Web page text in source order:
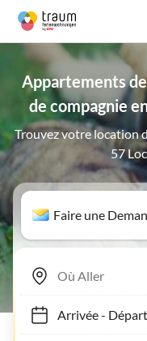
Appartements
de compagnie
Trouvez votre location
57
Faire une
Arrivée- Départ